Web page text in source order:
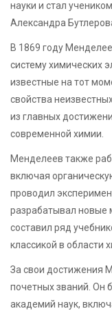
науки и стал
Александра
В 1869 году
систему химических
известные на тот
свойства
из главных
современной химии.
Менделеев также
включая
проводил
разрабатывал новые
составил ряд
классикой в области
За свои достижения
почетных званий. Он
академий наук,